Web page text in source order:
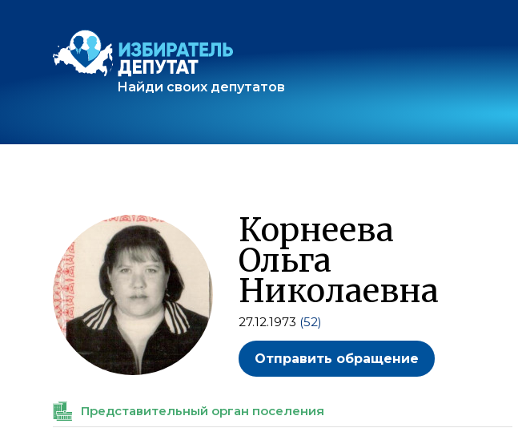
Найди своих депутатов
Корнеева
Ольга
Николаевна
27.12.1973 (52)
Отправить обращение
Представительный орган поселения